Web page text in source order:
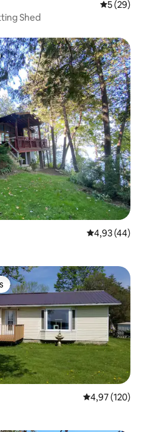
Note
5 (29)
Shed
Note
4,93 (44)
les plus aimés
Note
4,97 (120)